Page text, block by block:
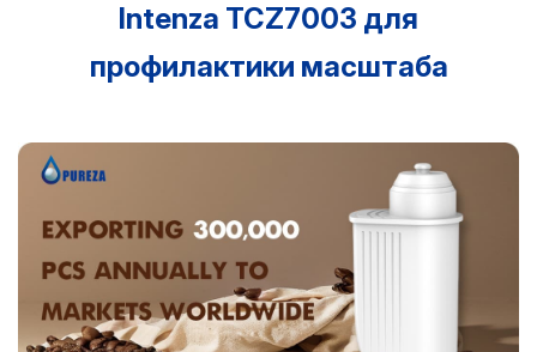
Intenza TCZ7003 для
профилактики масштаба